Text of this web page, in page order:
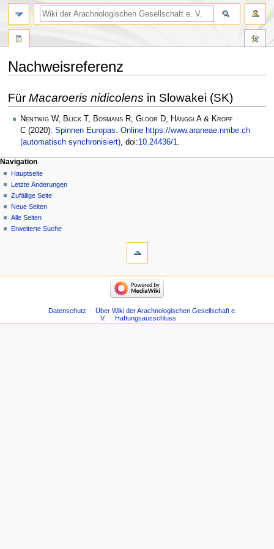
Nachweisreferenz
Navigation
springen
Suche
springen
Für Macaroeris nidicolens in Slowakei (SK)
Nentwig W, Blick T, Bosmans R, Gloor D, Hänggi A & Kropf
C (2020): Spinnen Europas. Online https://www.araneae.nmbe.ch
(automatisch synchronisiert), doi:10.24436/1.
Navigation
Hauptseite
Letzte Änderungen
Zufällige Seite
Neue Seiten
Alle Seiten
Erweiterte Suche
Datenschutz
Über Wiki der Arachnologischen Gesellschaft e.
V.
Haftungsausschluss